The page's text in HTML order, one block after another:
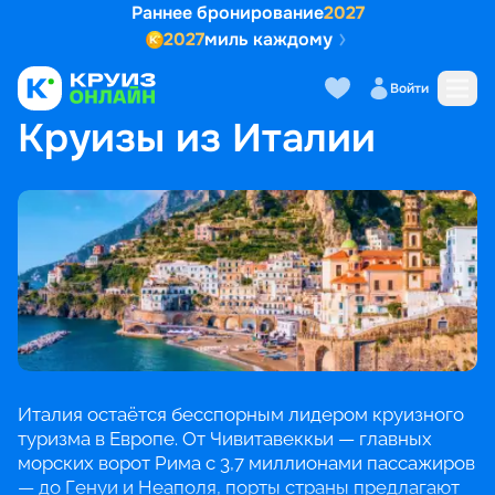
Раннее бронирование2027
2027миль каждому
Войти
ГЛАВНАЯ • ПОПУЛЯРНЫЕ НАПРАВЛЕНИЯ КРУИЗЫ ИЗ ИТАЛИИ
Круизы из Италии
Италия остаётся бесспорным лидером круизного
туризма в Европе. От Чивитавеккьи — главных
морских ворот Рима с 3,7 миллионами пассажиров
— до Генуи и Неаполя, порты страны предлагают